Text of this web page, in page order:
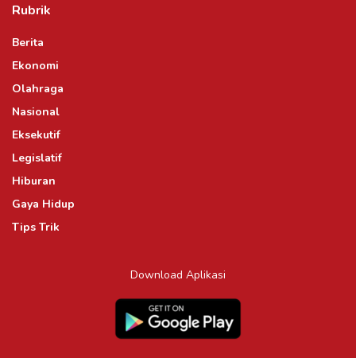
Rubrik
Berita
Ekonomi
Olahraga
Nasional
Eksekutif
Legislatif
Hiburan
Gaya Hidup
Tips Trik
Download Aplikasi